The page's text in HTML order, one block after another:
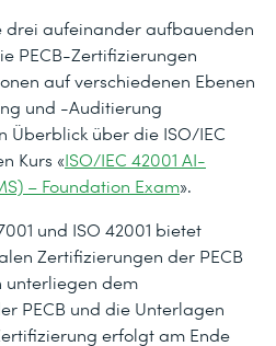
aufeinander aufbauenden
PECB-Zertifizierungen
auf verschiedenen Ebenen
und -Auditierung
Überblick über die ISO/IEC
Kurs «ISO/IEC 42001 AI-
– Foundation Exam».
und ISO 42001 bietet
Zertifizierungen der PECB
unterliegen dem
PECB und die Unterlagen
erfolgt am Ende